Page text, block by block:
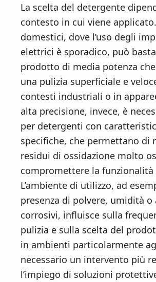
La scelta del detergente
contesto in cui viene
domestici, dove l’uso degli
elettrici è sporadico, può
prodotto di media potenza
una pulizia superficiale e
contesti industriali o in
alta precisione, invece, è
per detergenti con
specifiche, che permettano di
residui di ossidazione molto
compromettere la
L’ambiente di utilizzo, ad
presenza di polvere, umidità o
corrosivi, influisce sulla
pulizia e sulla scelta del
in ambienti particolarmente
necessario un intervento più
l’impiego di soluzioni